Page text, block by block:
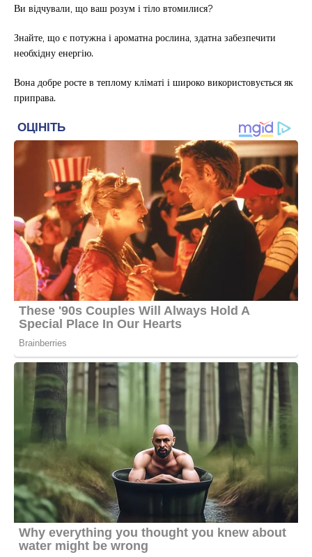
Ви відчували, що ваш розум і тіло втомилися?
Знайте, що є потужна і ароматна рослина, здатна забезпечити
необхідну енергію.
Вона добре росте в теплому кліматі і широко використовується як
приправа.